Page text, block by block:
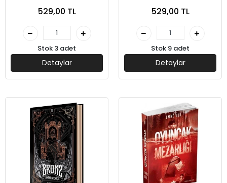
529,00 TL
Stok 3 adet
Detaylar
529,00 TL
Stok 9 adet
Detaylar